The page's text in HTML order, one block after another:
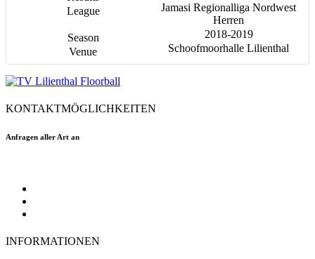
Jamasi Regionalliga Nordwest
Herren
2018-2019
Schoofmoorhalle Lilienthal
KONTAKTMÖGLICHKEITEN
Anfragen aller Art an
INFORMATIONEN